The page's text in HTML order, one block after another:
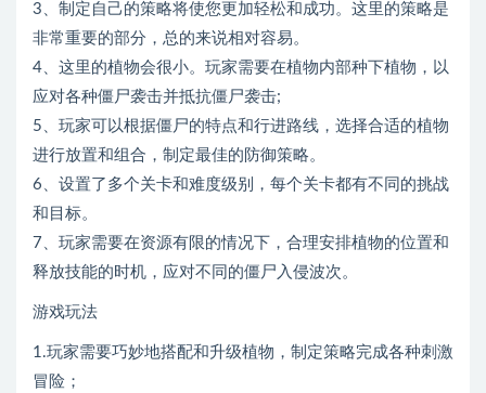
3、制定自己的策略将使您更加轻松和成功。这里的策略是
非常重要的部分，总的来说相对容易。
4、这里的植物会很小。玩家需要在植物内部种下植物，以
应对各种僵尸袭击并抵抗僵尸袭击;
5、玩家可以根据僵尸的特点和行进路线，选择合适的植物
进行放置和组合，制定最佳的防御策略。
6、设置了多个关卡和难度级别，每个关卡都有不同的挑战
和目标。
7、玩家需要在资源有限的情况下，合理安排植物的位置和
释放技能的时机，应对不同的僵尸入侵波次。
游戏玩法
1.玩家需要巧妙地搭配和升级植物，制定策略完成各种刺激
冒险；